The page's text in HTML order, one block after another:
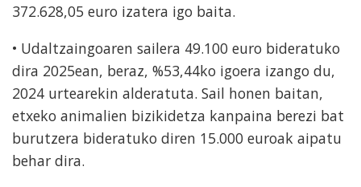
372.628,05 euro izatera igo baita.
• Udaltzaingoaren sailera 49.100 euro bideratuko
dira 2025ean, beraz, %53,44ko igoera izango du,
2024 urtearekin alderatuta. Sail honen baitan,
etxeko animalien bizikidetza kanpaina berezi bat
burutzera bideratuko diren 15.000 euroak aipatu
behar dira.